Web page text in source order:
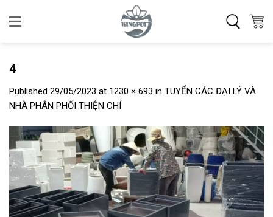
4
Published 29/05/2023 at 1230 × 693 in TUYỂN CÁC ĐẠI LÝ VÀ
NHÀ PHÂN PHỐI THIỆN CHÍ